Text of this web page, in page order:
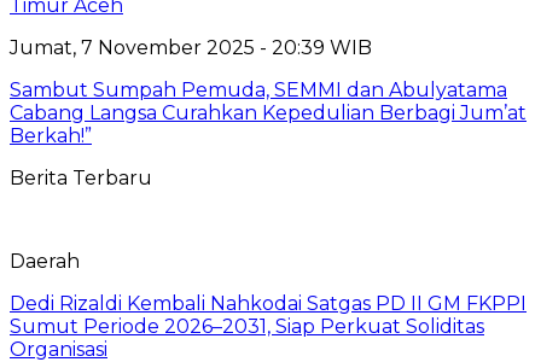
Timur Aceh
Jumat, 7 November 2025 - 20:39 WIB
Sambut Sumpah Pemuda, SEMMI dan Abulyatama
Cabang Langsa Curahkan Kepedulian Berbagi Jum’at
Berkah!”
Berita Terbaru
Daerah
Dedi Rizaldi Kembali Nahkodai Satgas PD II GM FKPPI
Sumut Periode 2026–2031, Siap Perkuat Soliditas
Organisasi